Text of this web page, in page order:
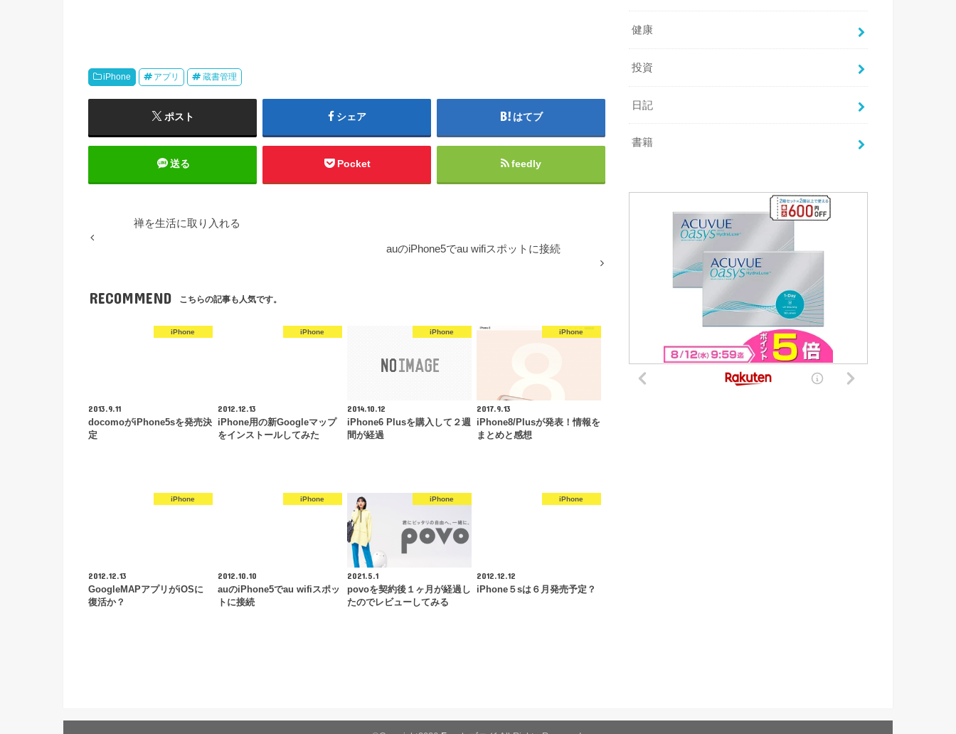
iPhone アプリ 蔵書管理
ポスト シェア はてブ
送る Pocket feedly
禅を生活に取り入れる
auのiPhone5でau wifiスポットに接続
RECOMMEND こちらの記事も人気です。
iPhone
2013.9.11
docomoがiPhone5sを発売決
定
iPhone
2012.12.13
iPhone用の新Googleマップ
をインストールしてみた
iPhone
2014.10.12
iPhone6 Plusを購入して２週
間が経過
iPhone
2017.9.13
iPhone8/Plusが発表！情報を
まとめと感想
iPhone
2012.12.13
GoogleMAPアプリがiOSに
復活か？
iPhone
2012.10.10
auのiPhone5でau wifiスポッ
トに接続
iPhone
2021.5.1
povoを契約後１ヶ月が経過し
たのでレビューしてみる
iPhone
2012.12.12
iPhone５sは６月発売予定？
健康
投資
日記
書籍